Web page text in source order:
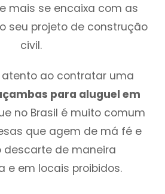
mais se encaixa com as
seu projeto de construção
civil.
atento ao contratar uma
para aluguel em
no Brasil é muito comum
que agem de má fé e
descarte de maneira
e em locais proibidos.